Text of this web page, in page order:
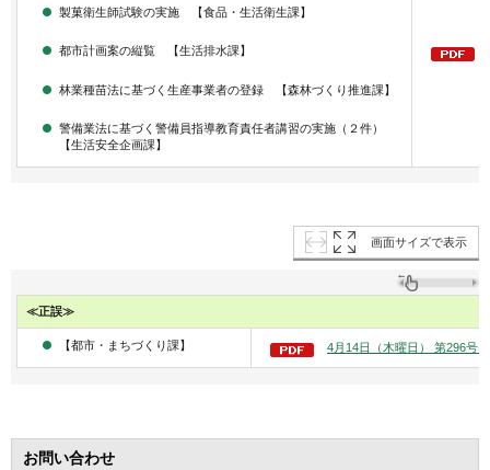
製菓衛生師試験の実施 【食品・生活衛生課】
都市計画案の縦覧 【生活排水課】
林業種苗法に基づく生産事業者の登録 【森林づくり推進課】
警備業法に基づく警備員指導教育責任者講習の実施（２件）
【生活安全企画課】
画面サイズで表示
≪正誤≫
【都市・まちづくり課】 4月14日（木曜日） 第296号
お問い合わせ